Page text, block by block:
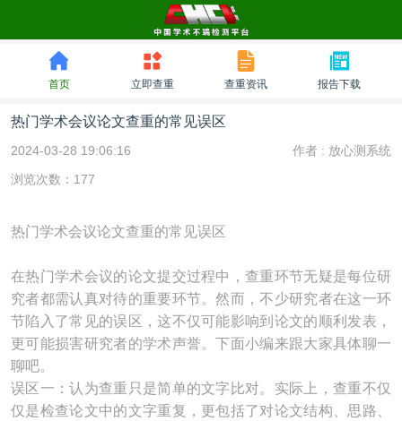
首页 立即查重 查重资讯 报告下载
热门学术会议论文查重的常见误区
2024-03-28 19:06:16 作者 : 放心测系统
浏览次数：177
热门学术会议论文查重的常见误区
在热门学术会议的论文提交过程中，查重环节无疑是每位研
究者都需认真对待的重要环节。然而，不少研究者在这一环
节陷入了常见的误区，这不仅可能影响到论文的顺利发表，
更可能损害研究者的学术声誉。下面小编来跟大家具体聊一
聊吧。
误区一：认为查重只是简单的文字比对。实际上，查重不仅
仅是检查论文中的文字重复，更包括了对论文结构、思路、